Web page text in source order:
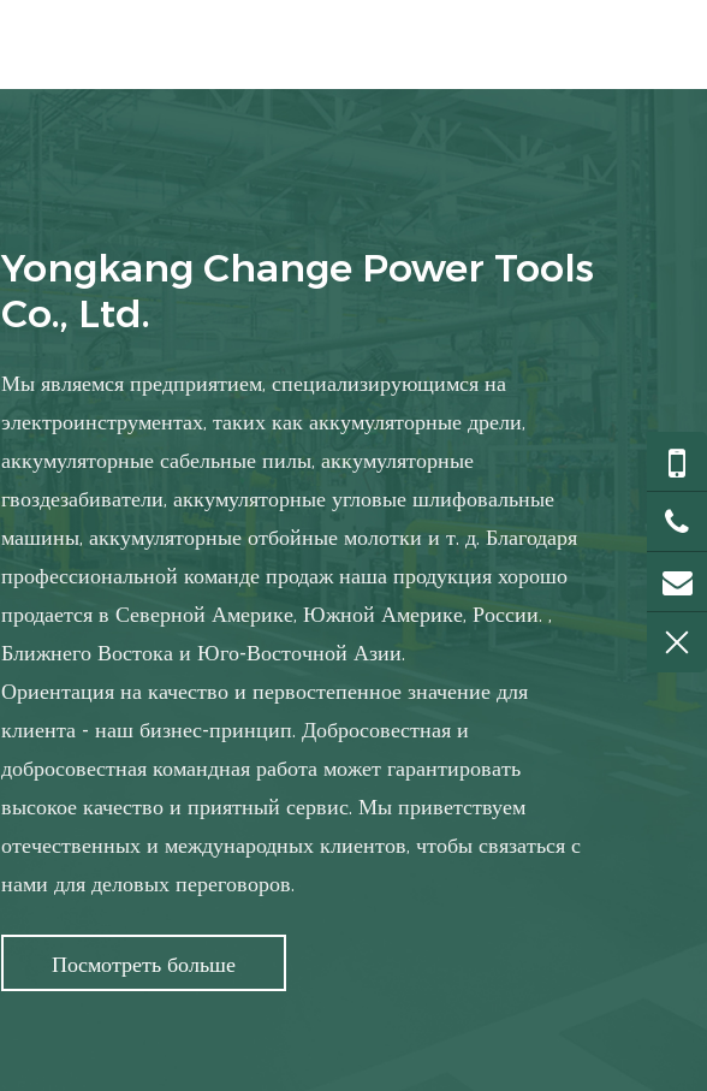
Yongkang Change Power Tools
Co., Ltd.
Мы являемся предприятием, специализирующимся на
электроинструментах, таких как аккумуляторные дрели,
аккумуляторные сабельные пилы, аккумуляторные
гвоздезабиватели, аккумуляторные угловые шлифовальные
машины, аккумуляторные отбойные молотки и т. д. Благодаря
профессиональной команде продаж наша продукция хорошо
продается в Северной Америке, Южной Америке, России. ,
Ближнего Востока и Юго-Восточной Азии.
Ориентация на качество и первостепенное значение для
клиента - наш бизнес-принцип. Добросовестная и
добросовестная командная работа может гарантировать
высокое качество и приятный сервис. Мы приветствуем
отечественных и международных клиентов, чтобы связаться с
нами для деловых переговоров.
Посмотреть больше